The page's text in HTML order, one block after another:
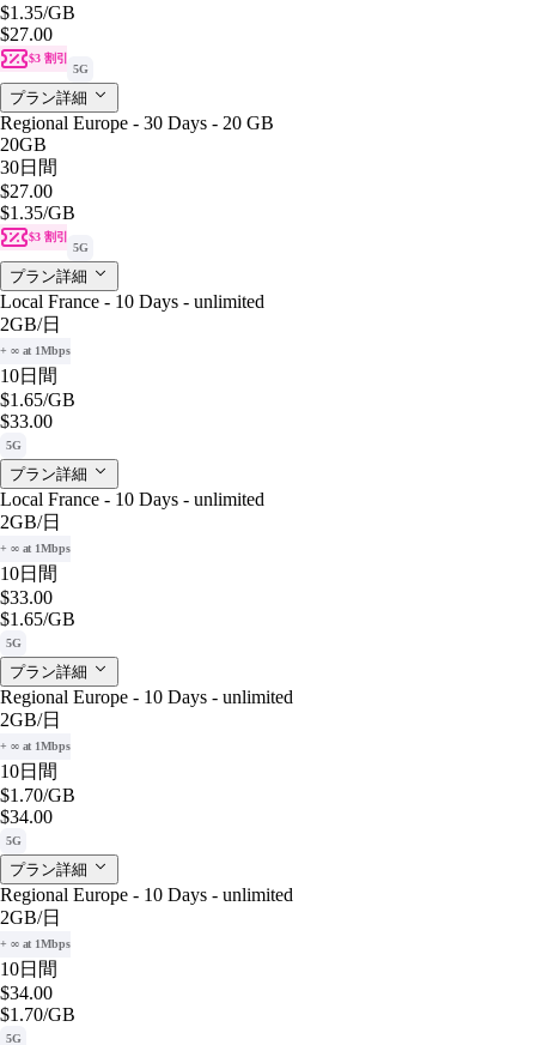
$1.35/GB
$27.00
$3 割引
5G
プラン詳細
Regional Europe - 30 Days - 20 GB
20GB
30日間
$27.00
$1.35/GB
$3 割引
5G
プラン詳細
Local France - 10 Days - unlimited
2GB/日
+ ∞ at 1Mbps
10日間
$1.65/GB
$33.00
5G
プラン詳細
Local France - 10 Days - unlimited
2GB/日
+ ∞ at 1Mbps
10日間
$33.00
$1.65/GB
5G
プラン詳細
Regional Europe - 10 Days - unlimited
2GB/日
+ ∞ at 1Mbps
10日間
$1.70/GB
$34.00
5G
プラン詳細
Regional Europe - 10 Days - unlimited
2GB/日
+ ∞ at 1Mbps
10日間
$34.00
$1.70/GB
5G